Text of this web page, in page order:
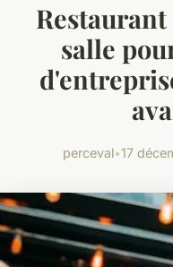
salle
perceval•17